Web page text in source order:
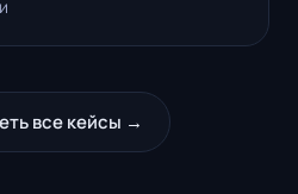
все кейсы →